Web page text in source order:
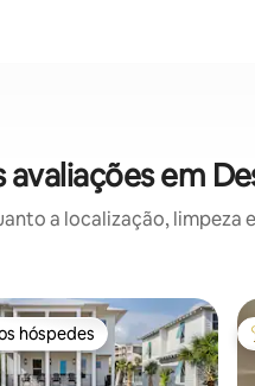
em
a localização, limpeza
preferidos dos hóspedes
hóspedes